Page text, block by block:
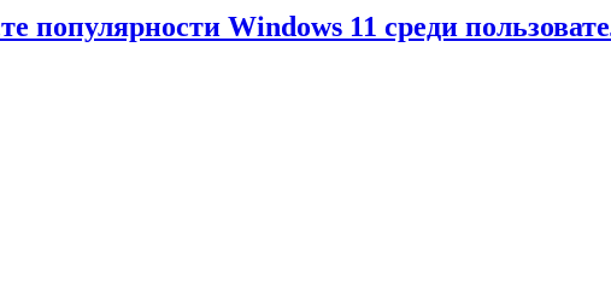
популярности Windows 11 среди